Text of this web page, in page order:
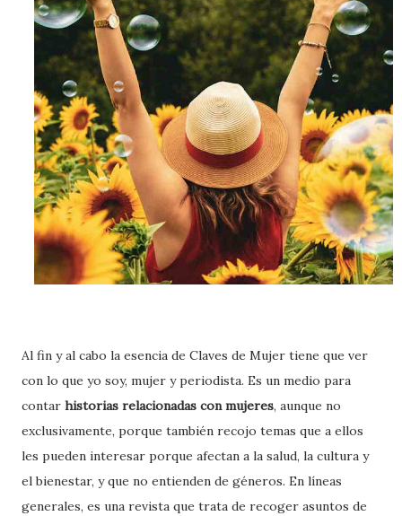
Al fin y al cabo la esencia de Claves de Mujer tiene que ver
con lo que yo soy, mujer y periodista. Es un medio para
contar historias relacionadas con mujeres, aunque no
exclusivamente, porque también recojo temas que a ellos
les pueden interesar porque afectan a la salud, la cultura y
el bienestar, y que no entienden de géneros. En líneas
generales, es una revista que trata de recoger asuntos de